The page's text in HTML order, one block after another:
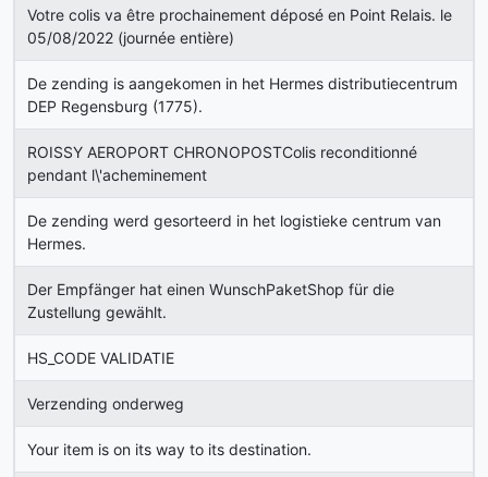
Votre colis va être prochainement déposé en Point Relais. le
05/08/2022 (journée entière)
De zending is aangekomen in het Hermes distributiecentrum
DEP Regensburg (1775).
ROISSY AEROPORT CHRONOPOSTColis reconditionné
pendant l\'acheminement
De zending werd gesorteerd in het logistieke centrum van
Hermes.
Der Empfänger hat einen WunschPaketShop für die
Zustellung gewählt.
HS_CODE VALIDATIE
Verzending onderweg
Your item is on its way to its destination.